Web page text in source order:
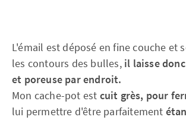
L'émail est déposé en fine couche et
les contours des bulles, il laisse
et poreuse par endroit.
Mon cache-pot est cuit grès, pour
lui permettre d'être parfaitement